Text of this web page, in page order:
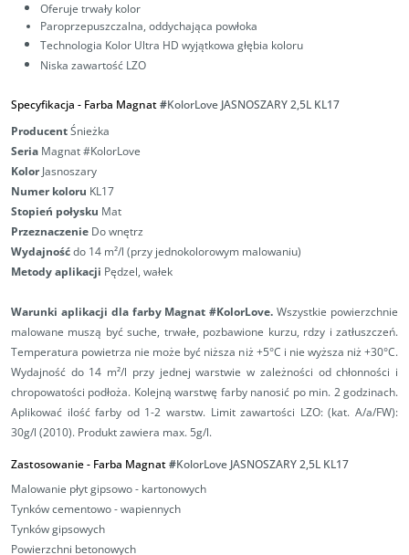
Oferuje trwały kolor
Paroprzepuszczalna, oddychająca powłoka
Technologia Kolor Ultra HD wyjątkowa głębia koloru
Niska zawartość LZO
Specyfikacja - Farba Magnat#KolorLove JASNOSZARY 2,5L KL17
ProducentŚnieżka
Seria Magnat #KolorLove
KolorJasnoszary
Numer koloru KL17
Stopień połysku Mat
Przeznaczenie Do wnętrz
Wydajnośćdo 14 m²/l (przy jednokolorowym malowaniu)
Metody aplikacji Pędzel, wałek
Warunki aplikacji dla farby Magnat #KolorLove. Wszystkie powierzchnie
malowane muszą być suche, trwałe, pozbawione kurzu, rdzy i zatłuszczeń.
Temperatura powietrza nie może być niższa niż +5°C i nie wyższa niż +30°C.
Wydajność do 14 m²/l przy jednej warstwie w zależności od chłonności i
chropowatości podłoża. Kolejną warstwę farby nanosić po min. 2 godzinach.
Aplikować ilość farby od 1-2 warstw. Limit zawartości LZO: (kat. A/a/FW):
30g/l (2010). Produkt zawiera max. 5g/l.
Zastosowanie - Farba Magnat#KolorLove JASNOSZARY 2,5L KL17
Malowanie płyt gipsowo - kartonowych
Tynków cementowo - wapiennych
Tynków gipsowych
Powierzchni betonowych